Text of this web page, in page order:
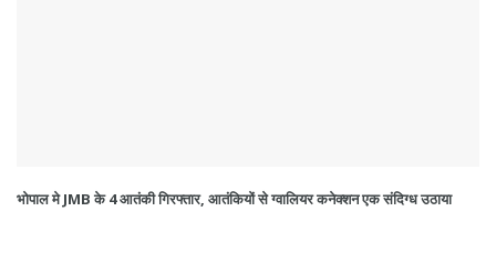
भोपाल मे JMB के 4 आतंकी गिरफ्तार, आतंकियों से ग्वालियर कनेक्शन एक संदिग्ध उठाया